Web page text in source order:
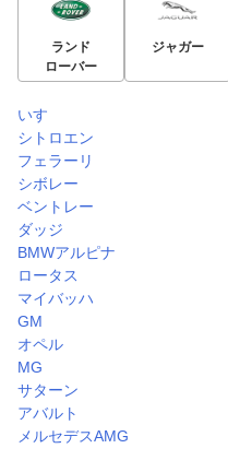
ランド
ローバー
ジャガー
いすゞ
シトロエン
フェラーリ
シボレー
ベントレー
ダッジ
BMWアルピナ
ロータス
マイバッハ
GM
オペル
MG
サターン
アバルト
メルセデスAMG